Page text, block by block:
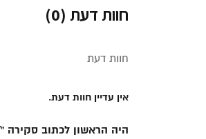
חוות דעת (0)
חוות דעת
אין עדיין חוות דעת.
היה הראשון לכתוב סקירה “STACY 💀”